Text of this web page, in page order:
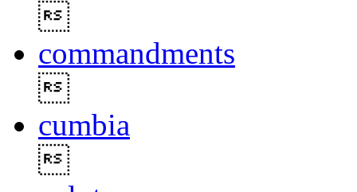
commandments
cumbia